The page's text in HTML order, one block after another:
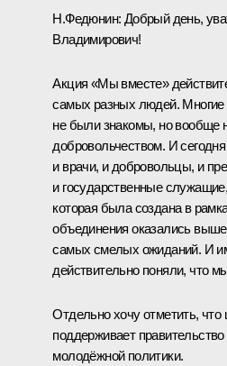
Н.Федюнин: Добрый день,
Владимирович!
Акция «Мы вместе»
самых разных людей. Многие
не были знакомы, но вообще
добровольчеством. И
и врачи, и добровольцы, и
и государственные
которая была создана в
объединения оказались
самых смелых ожиданий. И
действительно поняли, что
Отдельно хочу отметить,
поддерживает
молодёжной политики.